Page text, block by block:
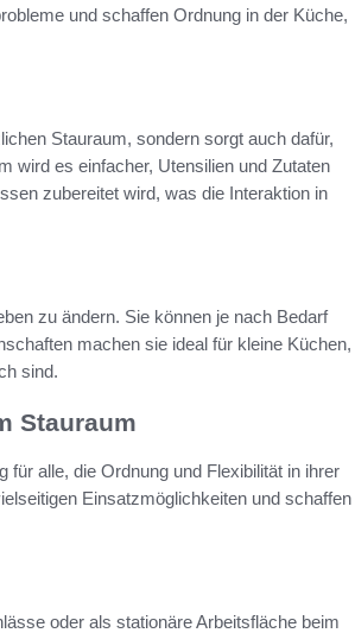
und schaffen Ordnung in der Küche,
Stauraum, sondern sorgt auch dafür,
wird es einfacher, Utensilien und Zutaten
zubereitet wird, was die Interaktion in
zu ändern. Sie können je nach Bedarf
machen sie ideal für kleine Küchen,
sind.
Stauraum
für alle, die Ordnung und Flexibilität in ihrer
Einsatzmöglichkeiten und schaffen
oder als stationäre Arbeitsfläche beim